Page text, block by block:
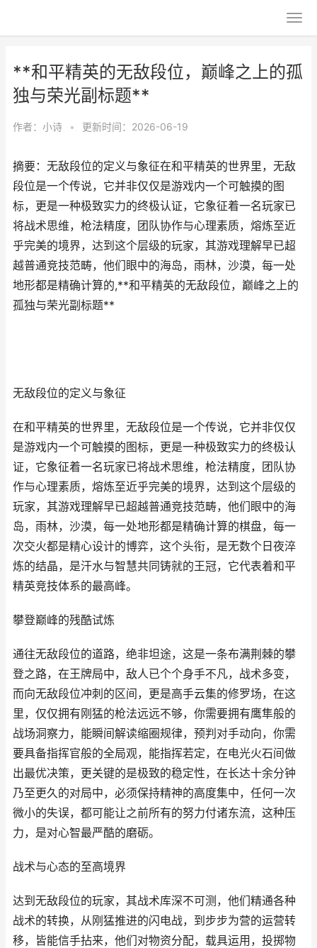
**和平精英的无敌段位，巅峰之上的孤
独与荣光副标题**
作者： 小诗 • 更新时间：2026-06-19
摘要：无敌段位的定义与象征在和平精英的世界里，无敌
段位是一个传说，它并非仅仅是游戏内一个可触摸的图
标，更是一种极致实力的终极认证，它象征着一名玩家已
将战术思维，枪法精度，团队协作与心理素质，熔炼至近
乎完美的境界，达到这个层级的玩家，其游戏理解早已超
越普通竞技范畴，他们眼中的海岛，雨林，沙漠，每一处
地形都是精确计算的,**和平精英的无敌段位，巅峰之上的
孤独与荣光副标题**
无敌段位的定义与象征
在和平精英的世界里，无敌段位是一个传说，它并非仅仅
是游戏内一个可触摸的图标，更是一种极致实力的终极认
证，它象征着一名玩家已将战术思维，枪法精度，团队协
作与心理素质，熔炼至近乎完美的境界，达到这个层级的
玩家，其游戏理解早已超越普通竞技范畴，他们眼中的海
岛，雨林，沙漠，每一处地形都是精确计算的棋盘，每一
次交火都是精心设计的博弈，这个头衔，是无数个日夜淬
炼的结晶，是汗水与智慧共同铸就的王冠，它代表着和平
精英竞技体系的最高峰。
攀登巅峰的残酷试炼
通往无敌段位的道路，绝非坦途，这是一条布满荆棘的攀
登之路，在王牌局中，敌人已个个身手不凡，战术多变，
而向无敌段位冲刺的区间，更是高手云集的修罗场，在这
里，仅仅拥有刚猛的枪法远远不够，你需要拥有鹰隼般的
战场洞察力，能瞬间解读缩圈规律，预判对手动向，你需
要具备指挥官般的全局观，能指挥若定，在电光火石间做
出最优决策，更关键的是极致的稳定性，在长达十余分钟
乃至更久的对局中，必须保持精神的高度集中，任何一次
微小的失误，都可能让之前所有的努力付诸东流，这种压
力，是对心智最严酷的磨砺。
战术与心态的至高境界
达到无敌段位的玩家，其战术库深不可测，他们精通各种
战术的转换，从刚猛推进的闪电战，到步步为营的运营转
移，皆能信手拈来，他们对物资分配，载具运用，投掷物